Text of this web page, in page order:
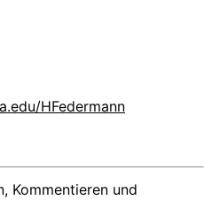
HFedermann
Kommentieren und